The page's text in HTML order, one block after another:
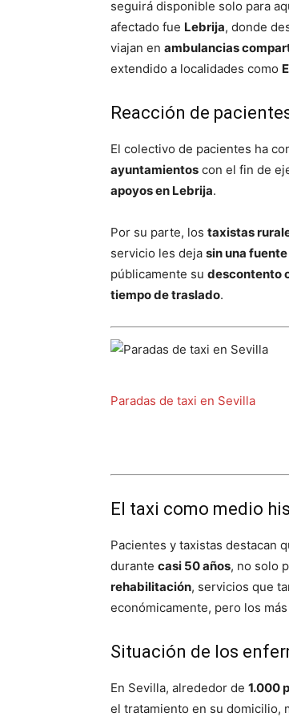
seguirá disponible solo para
afectado fue Lebrija, donde
viajan en ambulancias
extendido a localidades como
Reacción de
El colectivo de pacientes ha
ayuntamientos con el fin de
apoyos en Lebrija.
Por su parte, los taxistas
servicio les deja sin una
públicamente su descontento
tiempo de traslado.
Paradas de taxi en Sevilla
El taxi como medio
Pacientes y taxistas destacan
durante casi 50 años, no solo
rehabilitación, servicios que
económicamente, pero los
Situación de los
En Sevilla, alrededor de 1.000
el tratamiento en su domicilio,